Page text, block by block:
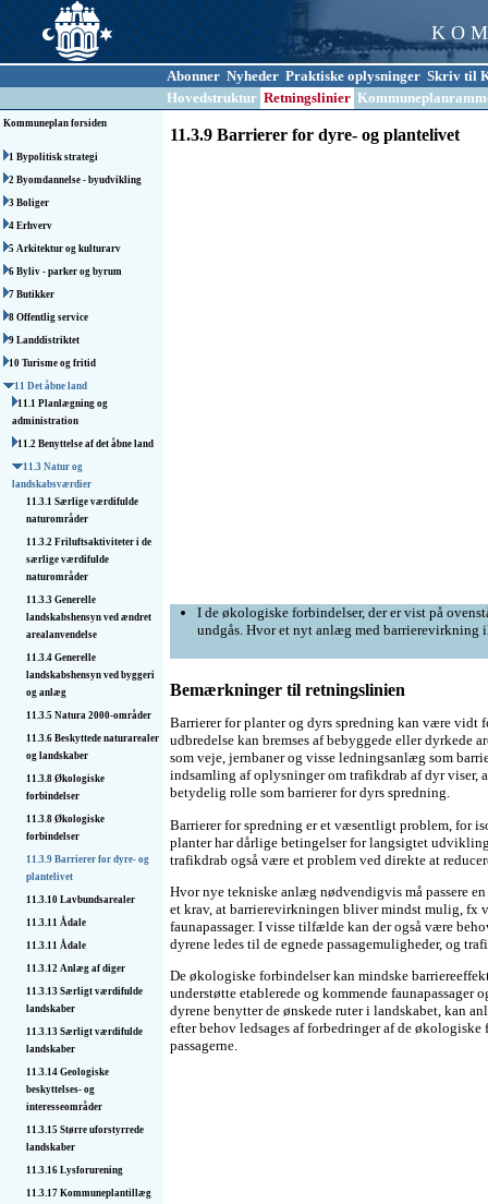
K O
Abonner Nyheder Praktiske oplysninger Skriv til
Hovedstruktur Retningslinier
Kommuneplan forsiden
1 Bypolitisk strategi
2 Byomdannelse - byudvikling
3 Boliger
4 Erhverv
5 Arkitektur og kulturarv
6 Byliv - parker og byrum
7 Butikker
8 Offentlig service
9 Landdistriktet
10 Turisme og fritid
11 Det åbne land
11.1 Planlægning og
administration
11.2 Benyttelse af det åbne land
11.3 Natur og
landskabsværdier
11.3.1 Særlige værdifulde
naturområder
11.3.2 Friluftsaktiviteter i de
særlige værdifulde
naturområder
11.3.3 Generelle
landskabshensyn ved ændret
arealanvendelse
11.3.4 Generelle
landskabshensyn ved byggeri
og anlæg
11.3.5 Natura 2000-områder
11.3.6 Beskyttede naturarealer
og landskaber
11.3.8 Økologiske
forbindelser
11.3.8 Økologiske
forbindelser
11.3.9 Barrierer for dyre- og
plantelivet
11.3.10 Lavbundsarealer
11.3.11 Ådale
11.3.11 Ådale
11.3.12 Anlæg af diger
11.3.13 Særligt værdifulde
landskaber
11.3.13 Særligt værdifulde
landskaber
11.3.14 Geologiske
beskyttelses- og
interesseområder
11.3.15 Større uforstyrrede
landskaber
11.3.16 Lysforurening
11.3.17 Kommuneplantillæg
11.3.9 Barrierer for dyre- og plantelivet
I de økologiske forbindelser, der er vist på
undgås. Hvor et nyt anlæg med barrierevirkning
Bemærkninger til retningslinien
Barrierer for planter og dyrs spredning kan være vidt
udbredelse kan bremses af bebyggede eller dyrkede
som veje, jernbaner og visse ledningsanlæg som
indsamling af oplysninger om trafikdrab af dyr viser,
betydelig rolle som barrierer for dyrs spredning.
Barrierer for spredning er et væsentligt problem, for
planter har dårlige betingelser for langsigtet
trafikdrab også være et problem ved direkte at
Hvor nye tekniske anlæg nødvendigvis må passere
et krav, at barrierevirkningen bliver mindst mulig, fx
faunapassager. I visse tilfælde kan der også være
dyrene ledes til de egnede passagemuligheder, og
De økologiske forbindelser kan mindske
understøtte etablerede og kommende faunapassager
dyrene benytter de ønskede ruter i landskabet, kan
efter behov ledsages af forbedringer af de
passagerne.